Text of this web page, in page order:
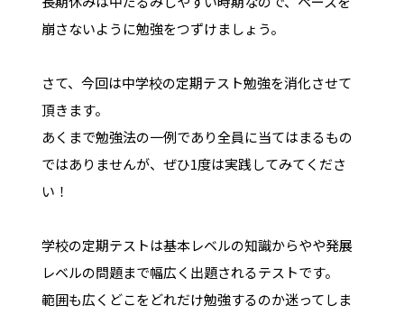
崩さないように勉強をつずけましょう。
さて、今回は中学校の定期テスト勉強を消化させて
頂きます。
あくまで勉強法の一例であり全員に当てはまるもの
ではありませんが、ぜひ1度は実践してみてくださ
い！
学校の定期テストは基本レベルの知識からやや発展
レベルの問題まで幅広く出題されるテストです。
範囲も広くどこをどれだけ勉強するのか迷ってしま